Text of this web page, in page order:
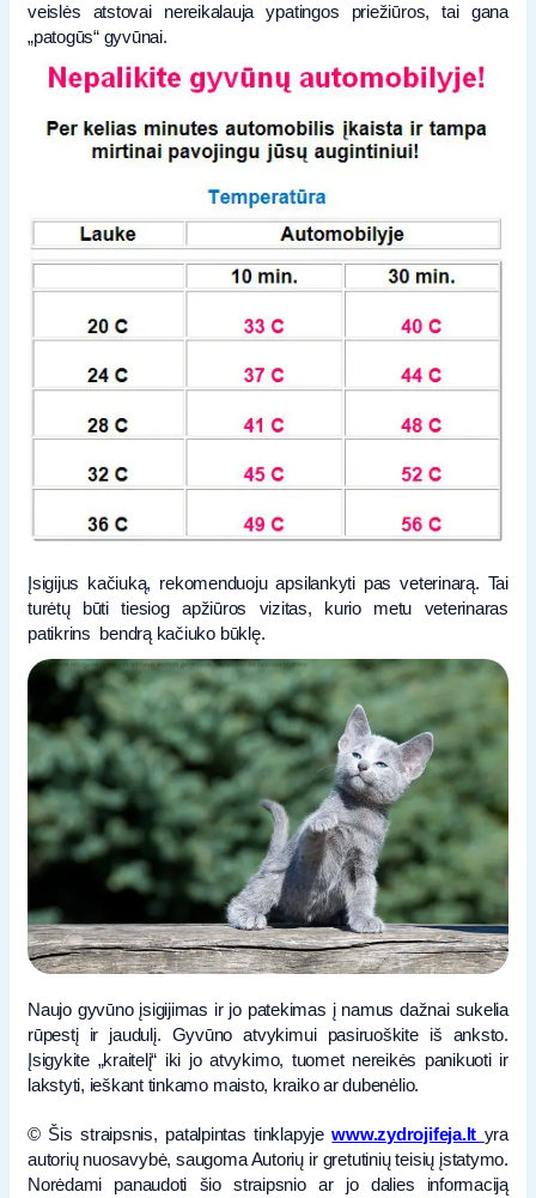
veislės atstovai nereikalauja ypatingos priežiūros, tai gana
„patogūs“ gyvūnai.
Įsigijus kačiuką, rekomenduoju apsilankyti pas veterinarą. Tai
turėtų būti tiesiog apžiūros vizitas, kurio metu veterinaras
patikrins bendrą kačiuko būklę.
Naujo gyvūno įsigijimas ir jo patekimas į namus dažnai sukelia
rūpestį ir jaudulį. Gyvūno atvykimui pasiruoškite iš anksto.
Įsigykite „kraitelį“ iki jo atvykimo, tuomet nereikės panikuoti ir
lakstyti, ieškant tinkamo maisto, kraiko ar dubenėlio.
© Šis straipsnis, patalpintas tinklapyjewww.zydrojifeja.lt yra
autorių nuosavybė, saugoma Autorių ir gretutinių teisių įstatymo.
Norėdami panaudoti šio straipsnio ar jo dalies informaciją